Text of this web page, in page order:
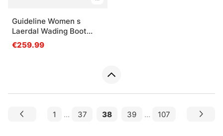
Guideline Women s
Laerdal Wading Boot
Vibram
€259.99
1 ... 37 38 39 ... 107